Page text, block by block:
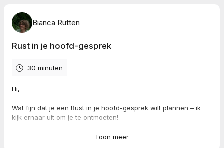
Bianca Rutten
Rust in je hoofd-gesprek
30 minuten
Hi,
Wat fijn dat je een Rust in je hoofd-gesprek wilt plannen – ik
kijk ernaar uit om je te ontmoeten!
Plan hieronder jouw gesprek van ongeveer 45 minuten.
Toon meer